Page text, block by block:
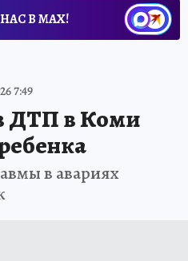
В МАХ!
7:49
ДТП в Коми
в авариях